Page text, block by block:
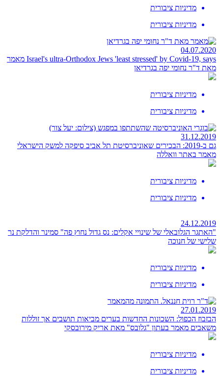
מדיניות ציבורית
מדיניות ציבורית
04.07.2020
Israel's ultra-Orthodox Jews 'least stressed' by Covid-19, says מאמר
מאת ד"ר נחומי יפה בגרדיאן
מדיניות ציבורית
מדיניות ציבורית
31.12.2019
גם ב-2019: הבכירים שאוניברסיטת תל אביב סיפקה למשק הישראלי
מאמר באתר וואללה
מדיניות ציבורית
מדיניות ציבורית
24.12.2019
"האתגר הגלובאלי של שינויי אקלים: נס גדול נחוץ פה" סמינר והדלקת נר
שלישי של חנוכה
מדיניות ציבורית
מדיניות ציבורית
27.01.2019
הבזבוז הכפול: השכונות החדשות בערים מביאות תושבים אך זוללות
משאבים מאמר בעתון "גלובס" מאת אריק מירובסקי
מדיניות ציבורית
מדיניות ציבורית